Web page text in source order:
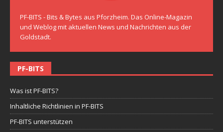
PF-BITS - Bits & Bytes aus Pforzheim. Das Online-Magazin
und Weblog mit aktuellen News und Nachrichten aus der
Goldstadt.
PF-BITS
Was ist PF-BITS?
Inhaltliche Richtlinien in PF-BITS
PF-BITS unterstützen